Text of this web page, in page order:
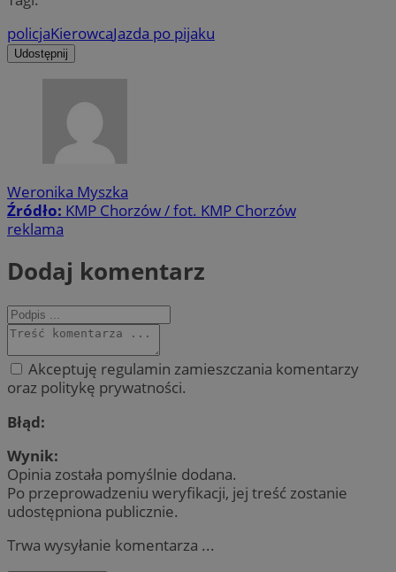
policjaKierowcaJazda po pijaku
Udostępnij
Weronika Myszka
Źródło: KMP Chorzów / fot. KMP Chorzów
reklama
Dodaj komentarz
Akceptuję regulamin zamieszczania komentarzy
oraz politykę prywatności.
Błąd:
Wynik:
Opinia została pomyślnie dodana.
Po przeprowadzeniu weryfikacji, jej treść zostanie
udostępniona publicznie.
Trwa wysyłanie komentarza ...